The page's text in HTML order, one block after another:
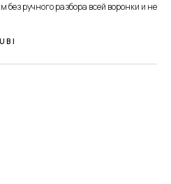
без ручного разбора всей воронки и не